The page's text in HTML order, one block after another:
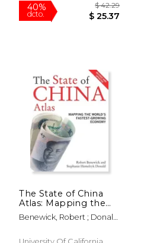
50%
dcto.
$ 32.56
$ 16.28
The State of China
Atlas: Mapping the
World's Fastest-
Growing Economy
Benewick, Robert ; Donald,